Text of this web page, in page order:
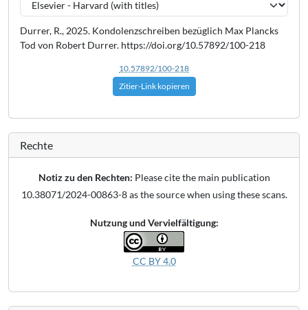
Durrer, R., 2025. Kondolenzschreiben bezüglich Max Plancks
Tod von Robert Durrer. https://doi.org/10.57892/100-218
10.57892/100-218
Zitier-Link kopieren
Rechte
Notiz zu den Rechten: Please cite the main publication
10.38071/2024-00863-8 as the source when using these scans.
Nutzung und Vervielfältigung:
CC BY 4.0